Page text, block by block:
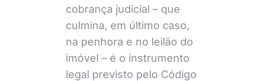
cobrança judicial – que
culmina, em último caso,
na penhora e no leilão do
imóvel – é o instrumento
legal previsto pelo Código